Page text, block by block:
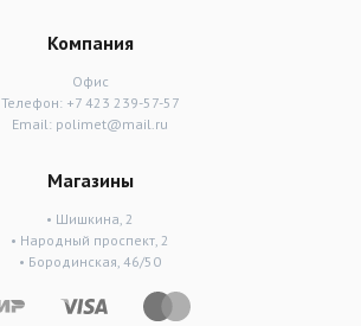
Компания
Офис
Телефон: +7 423 239-57-57
Email: polimet@mail.ru
Магазины
• Шишкина, 2
• Народный проспект, 2
• Бородинская, 46/50